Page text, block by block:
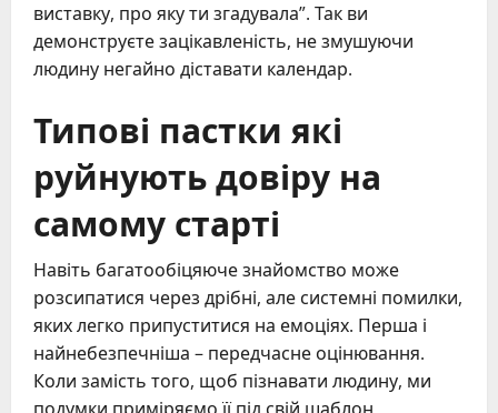
виставку, про яку ти згадувала”. Так ви
демонструєте зацікавленість, не змушуючи
людину негайно діставати календар.
Типові пастки які
руйнують довіру на
самому старті
Навіть багатообіцяюче знайомство може
розсипатися через дрібні, але системні помилки,
яких легко припуститися на емоціях. Перша і
найнебезпечніша – передчасне оцінювання.
Коли замість того, щоб пізнавати людину, ми